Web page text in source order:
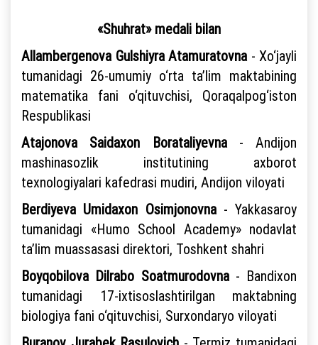
«Shuhrat» medali bilan
Allambergenova Gulshiyra Atamuratovna- Xo‘jayli
tumanidagi 26-umumiy o‘rta ta’lim maktabining
matematika fani o‘qituvchisi, Qoraqalpog‘iston
Respublikasi
Atajonova Saidaxon Borataliyevna- Andijon
mashinasozlik institutining axborot
texnologiyalari kafedrasi mudiri, Andijon viloyati
Berdiyeva Umidaxon Osimjonovna- Yakkasaroy
tumanidagi «Humo School Academy» nodavlat
ta’lim muassasasi direktori, Toshkent shahri
Boyqobilova Dilrabo Soatmurodovna- Bandixon
tumanidagi 17-ixtisoslashtirilgan maktabning
biologiya fani o‘qituvchisi, Surxondaryo viloyati